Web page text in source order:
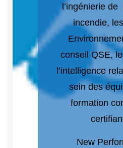
l’ingénierie
incendie,
conseil QSE,
l’intelligence
sein des
formation
New